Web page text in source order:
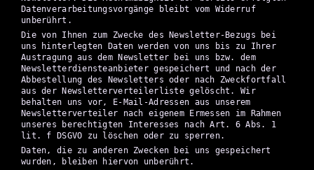
Datenverarbeitungsvorgänge bleibt vom Widerruf
unberührt.
Die von Ihnen zum Zwecke des Newsletter-Bezugs bei
uns hinterlegten Daten werden von uns bis zu Ihrer
Austragung aus dem Newsletter bei uns bzw. dem
Newsletterdiensteanbieter gespeichert und nach der
Abbestellung des Newsletters oder nach Zweckfortfall
aus der Newsletterverteilerliste gelöscht. Wir
behalten uns vor, E-Mail-Adressen aus unserem
Newsletterverteiler nach eigenem Ermessen im Rahmen
unseres berechtigten Interesses nach Art. 6 Abs. 1
lit. f DSGVO zu löschen oder zu sperren.
Daten, die zu anderen Zwecken bei uns gespeichert
wurden, bleiben hiervon unberührt.